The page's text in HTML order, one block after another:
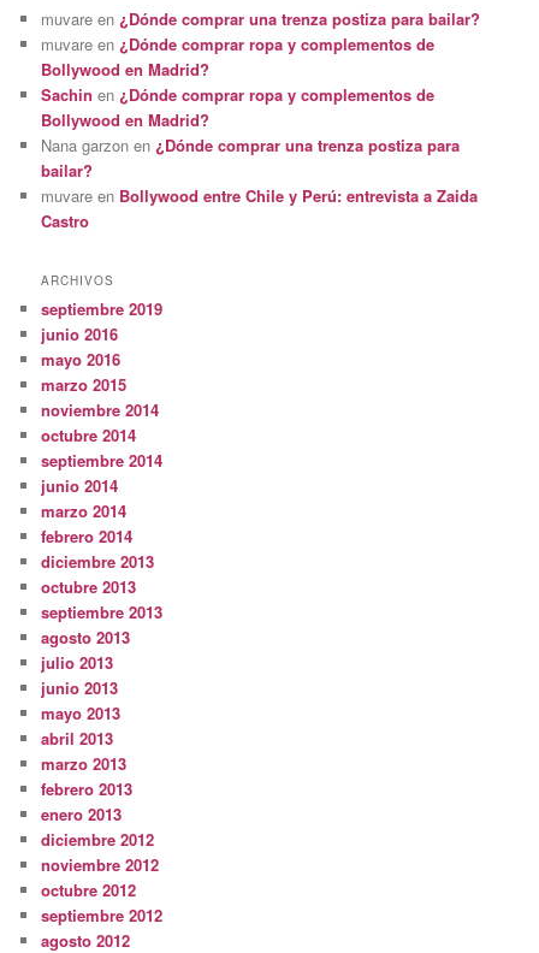
muvare en ¿Dónde comprar una trenza postiza para bailar?
muvare en ¿Dónde comprar ropa y complementos de
Bollywood en Madrid?
Sachin en ¿Dónde comprar ropa y complementos de
Bollywood en Madrid?
Nana garzon en ¿Dónde comprar una trenza postiza para
bailar?
muvare en Bollywood entre Chile y Perú: entrevista a Zaida
Castro
ARCHIVOS
septiembre 2019
junio 2016
mayo 2016
marzo 2015
noviembre 2014
octubre 2014
septiembre 2014
junio 2014
marzo 2014
febrero 2014
diciembre 2013
octubre 2013
septiembre 2013
agosto 2013
julio 2013
junio 2013
mayo 2013
abril 2013
marzo 2013
febrero 2013
enero 2013
diciembre 2012
noviembre 2012
octubre 2012
septiembre 2012
agosto 2012